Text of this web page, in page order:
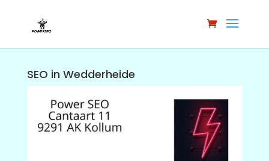
SEO in Wedderheide